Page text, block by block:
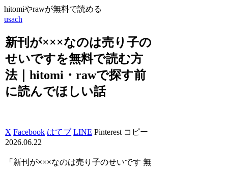
hitomiやrawが無料で読める
usach
新刊が×××なのは売り子の
せいですを無料で読む方
法｜hitomi・rawで探す前
に読んでほしい話
X Facebook はてブ LINE Pinterest コピー
2026.06.22
「新刊が×××なのは売り子のせいです 無